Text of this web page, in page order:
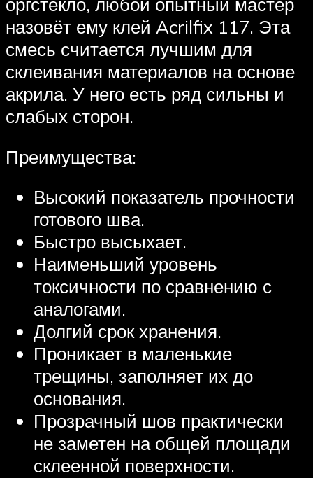
назовёт ему клей Acrilfix 117. Эта
смесь считается лучшим для
склеивания материалов на основе
акрила. У него есть ряд сильны и
слабых сторон.
Преимущества:
Высокий показатель прочности
готового шва.
Быстро высыхает.
Наименьший уровень
токсичности по сравнению с
аналогами.
Долгий срок хранения.
Проникает в маленькие
трещины, заполняет их до
основания.
Прозрачный шов практически
не заметен на общей площади
склеенной поверхности.